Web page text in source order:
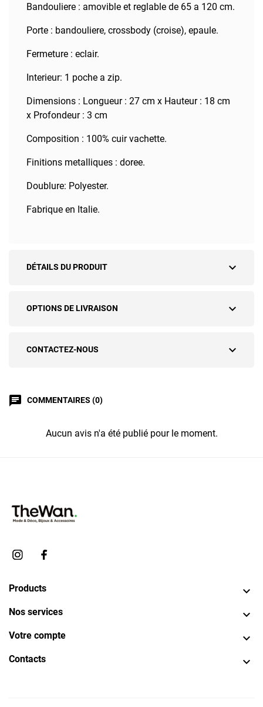
Bandouliere : amovible et reglable de 65 a 120 cm.
Porte : bandouliere, crossbody (croise), epaule.
Fermeture : eclair.
Interieur: 1 poche a zip.
Dimensions : Longueur : 27 cm x Hauteur : 18 cm
x Profondeur : 3 cm
Composition : 100% cuir vachette.
Finitions metalliques : doree.
Doublure: Polyester.
Fabrique en Italie.
expand_more
DÉTAILS DU PRODUIT
expand_more
OPTIONS DE LIVRAISON
expand_more
CONTACTEZ-NOUS
chat COMMENTAIRES (0)
Aucun avis n'a été publié pour le moment.
Products 
Nos services 
Votre compte 
Contacts 